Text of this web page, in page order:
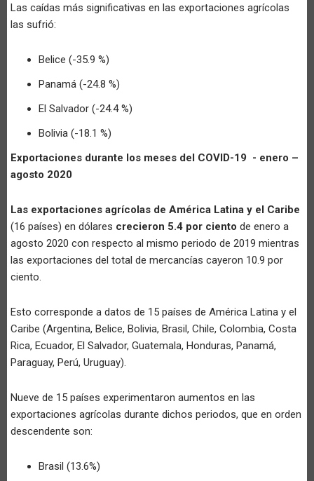
Las caídas más significativas en las exportaciones agrícolas
las sufrió:
Belice (-35.9 %)
Panamá (-24.8 %)
El Salvador (-24.4 %)
Bolivia (-18.1 %)
Exportaciones durante los meses del COVID-19 - enero –
agosto 2020
Las exportaciones agrícolas de América Latina y el Caribe
(16 países) en dólares crecieron 5.4 por ciento de enero a
agosto 2020 con respecto al mismo periodo de 2019 mientras
las exportaciones del total de mercancías cayeron 10.9 por
ciento.
Esto corresponde a datos de 15 países de América Latina y el
Caribe (Argentina, Belice, Bolivia, Brasil, Chile, Colombia, Costa
Rica, Ecuador, El Salvador, Guatemala, Honduras, Panamá,
Paraguay, Perú, Uruguay).
Nueve de 15 países experimentaron aumentos en las
exportaciones agrícolas durante dichos periodos, que en orden
descendente son:
Brasil (13.6%)